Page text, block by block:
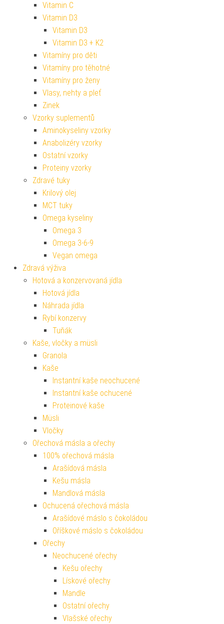
Vitamin C
Vitamin D3
Vitamin D3
Vitamin D3 + K2
Vitamíny pro děti
Vitamíny pro těhotné
Vitamíny pro ženy
Vlasy, nehty a pleť
Zinek
Vzorky suplementů
Aminokyseliny vzorky
Anabolizéry vzorky
Ostatní vzorky
Proteiny vzorky
Zdravé tuky
Krilový olej
MCT tuky
Omega kyseliny
Omega 3
Omega 3-6-9
Vegan omega
Zdravá výživa
Hotová a konzervovaná jídla
Hotová jídla
Náhrada jídla
Rybí konzervy
Tuňák
Kaše, vločky a müsli
Granola
Kaše
Instantní kaše neochucené
Instantní kaše ochucené
Proteinové kaše
Müsli
Vločky
Ořechová másla a ořechy
100% ořechová másla
Arašídová másla
Kešu másla
Mandlová másla
Ochucená ořechová másla
Arašídové máslo s čokoládou
Oříškové máslo s čokoládou
Ořechy
Neochucené ořechy
Kešu ořechy
Lískové ořechy
Mandle
Ostatní ořechy
Vlašské ořechy